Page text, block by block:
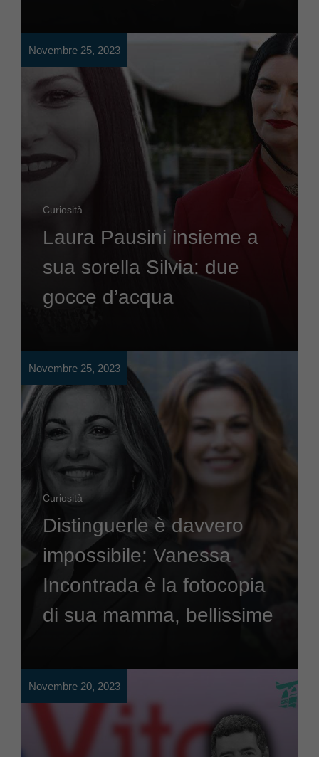
Novembre 25, 2023
Curiosità
Laura Pausini insieme a
sua sorella Silvia: due
gocce d’acqua
Novembre 25, 2023
Curiosità
Distinguerle è davvero
impossibile: Vanessa
Incontrada è la fotocopia
di sua mamma, bellissime
Novembre 20, 2023